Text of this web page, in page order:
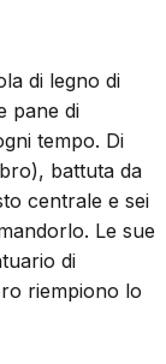
di legno di
pane di
tempo. Di
battuta da
centrale e sei
Le sue
di
riempiono lo